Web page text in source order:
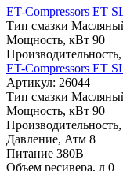
ET-Compressors ET
Тип смазки
Мощность, кВт 90
ET-Compressors ET
Артикул: 26044
Тип смазки
Мощность, кВт 90
Давление, Атм 8
Питание 380В
Объем ресивера, л 0